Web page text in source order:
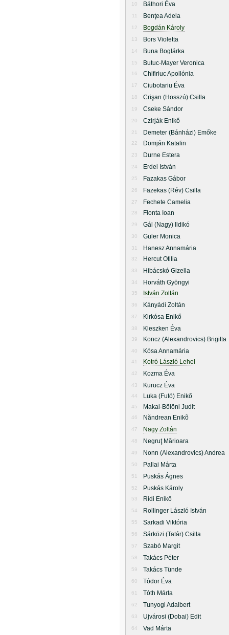
10 Báthori Éva
11 Benţea Adela
12 Bogdán Károly
13 Bors Violetta
14 Buna Boglárka
15 Butuc-Mayer Veronica
16 Chifiriuc Apollónia
17 Ciubotariu Éva
18 Crişan (Hosszú) Csilla
19 Cseke Sándor
20 Czirják Enikő
21 Demeter (Bánházi) Emőke
22 Domján Katalin
23 Durne Estera
24 Erdei István
25 Fazakas Gábor
26 Fazekas (Rév) Csilla
27 Fechete Camelia
28 Flonta Ioan
29 Gál (Nagy) Ildikó
30 Guler Monica
31 Hanesz Annamária
32 Hercut Otilia
33 Hibácskó Gizella
34 Horváth Gyöngyi
35 István Zoltán
36 Kányádi Zoltán
37 Kirkósa Enikő
38 Kleszken Éva
39 Koncz (Alexandrovics) Brigitta
40 Kósa Annamária
41 Kotró László Lehel
42 Kozma Éva
43 Kurucz Éva
44 Luka (Futó) Enikő
45 Makai-Bölöni Judit
46 Năndrean Enikõ
47 Nagy Zoltán
48 Negruţ Mărioara
49 Nonn (Alexandrovics) Andrea
50 Pallai Márta
51 Puskás Ágnes
52 Puskás Károly
53 Ridi Enikő
54 Rollinger László István
55 Sarkadi Viktória
56 Sárközi (Tatár) Csilla
57 Szabó Margit
58 Takács Péter
59 Takács Tünde
60 Tódor Éva
61 Tóth Márta
62 Tunyogi Adalbert
63 Ujvárosi (Dobai) Edit
64 Vad Márta